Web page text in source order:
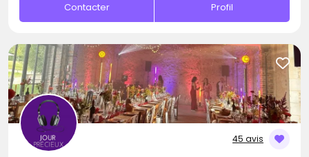
Contacter Profil
45 avis